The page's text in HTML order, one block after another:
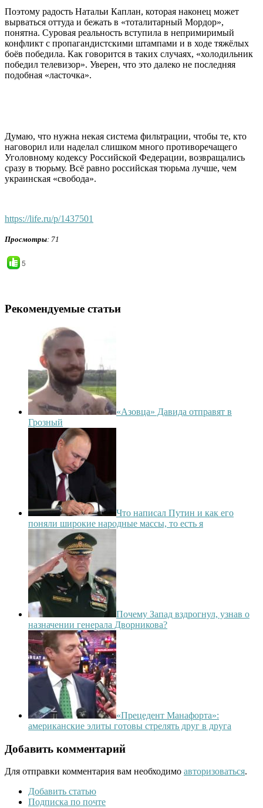
Поэтому радость Натальи Каплан, которая наконец может
вырваться оттуда и бежать в «тоталитарный Мордор»,
понятна. Суровая реальность вступила в непримиримый
конфликт с пропагандистскими штампами и в ходе тяжёлых
боёв победила. Как говорится в таких случаях, «холодильник
победил телевизор». Уверен, что это далеко не последняя
подобная «ласточка».
Думаю, что нужна некая система фильтрации, чтобы те, кто
наговорил или наделал слишком много противоречащего
Уголовному кодексу Российской Федерации, возвращались
сразу в тюрьму. Всё равно российская тюрьма лучше, чем
украинская «свобода».
https://life.ru/p/1437501
Просмотры: 71
5
Рекомендуемые статьи
«Азовца» Давида отправят в
Грозный
Что написал Путин и как его
поняли широкие народные массы, то есть я
Почему Запад вздрогнул, узнав о
назначении генерала Дворникова?
«Прецедент Манафорта»:
американские элиты готовы стрелять друг в друга
Добавить комментарий
Для отправки комментария вам необходимо авторизоваться.
Добавить статью
Подписка по почте